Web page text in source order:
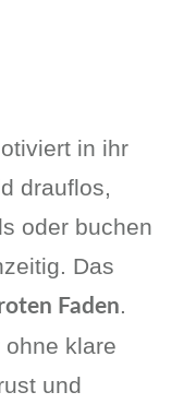
in ihr
drauflos,
oder buchen
Das
Faden.
klare
und